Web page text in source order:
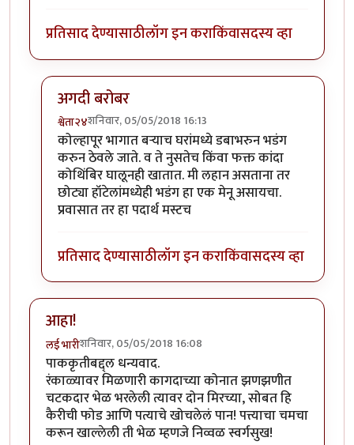
प्रतिसाद देण्यासाठीलॉग इन कराकिंवासदस्य व्हा
अगदी बरोबर
श्वेता२४शनिवार, 05/05/2018 16:13
In reply toछान!byकंजूस
कोल्हापूर भागात बऱ्याच घरांमध्ये डबाभरुन भडंग
करुन ठेवले जाते. व ते नुसतेच किंवा फक्त कांदा
कोथिंबिर घालूनही खातात. मी लहान असताना तर
छोट्या हॉटेलांमध्येही भडंग हा एक मेनू असायचा.
प्रवासात तर हा पदार्थ मस्टच
प्रतिसाद देण्यासाठीलॉग इन कराकिंवासदस्य व्हा
आहा!
लई भारीशनिवार, 05/05/2018 16:08
पाककृतीबद्द्ल धन्यवाद.
रंकाळ्यावर मिळणारी कागदाच्या कोनात झणझणीत
चटकदार भेळ भरलेली त्यावर दोन मिरच्या, सोबत हि
कैरीची फोड आणि पत्याचे खोचलेलं पान! पत्त्याचा चमचा
करून खाल्लेली ती भेळ म्हणजे निव्वळ स्वर्गसुख!